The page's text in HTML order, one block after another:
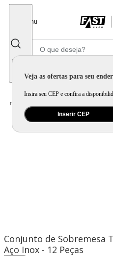
Menu
Veja as ofertas para seu
Insira seu CEP e confira a
Inserir CEP
Home
Conjunto de Sobremesa
Aço Inox - 12 Peças